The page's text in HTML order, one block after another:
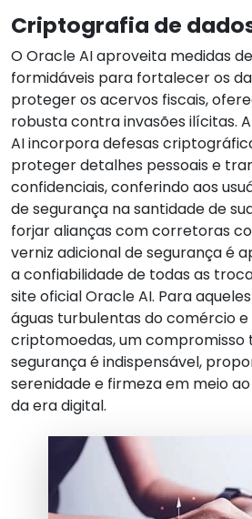
Criptografia de
O Oracle AI aproveita medidas
formidáveis para fortalecer os
proteger os acervos fiscais,
robusta contra invasões ilícitas.
AI incorpora defesas
proteger detalhes pessoais e
confidenciais, conferindo aos
de segurança na santidade de
forjar alianças com corretoras
verniz adicional de segurança é
a confiabilidade de todas as
site oficial Oracle AI. Para
águas turbulentas do comércio
criptomoedas, um compromisso
segurança é indispensável,
serenidade e firmeza em meio
da era digital.